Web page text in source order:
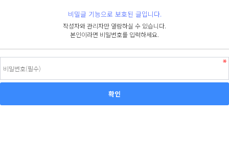
비밀글 기능으로 보호된 글입니다.
작성자와 관리자만 열람하실 수 있습니다.
본인이라면 비밀번호를 입력하세요.